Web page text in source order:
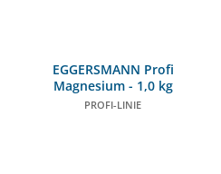
EGGERSMANN Profi
Magnesium - 1,0 kg
PROFI-LINIE